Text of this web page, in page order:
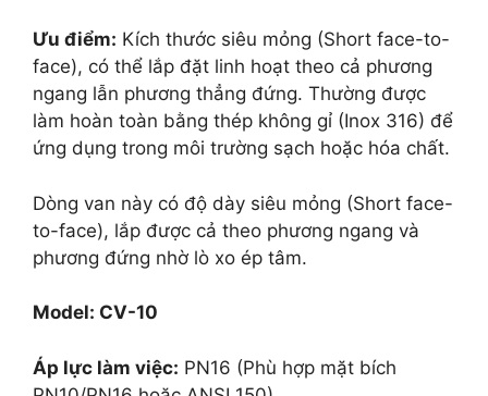
Ưu điểm: Kích thước siêu mỏng (Short face-to-
face), có thể lắp đặt linh hoạt theo cả phương
ngang lẫn phương thẳng đứng. Thường được
làm hoàn toàn bằng thép không gỉ (Inox 316) để
ứng dụng trong môi trường sạch hoặc hóa chất.
Dòng van này có độ dày siêu mỏng (Short face-
to-face), lắp được cả theo phương ngang và
phương đứng nhờ lò xo ép tâm.
Model: CV-10
Áp lực làm việc: PN16 (Phù hợp mặt bích